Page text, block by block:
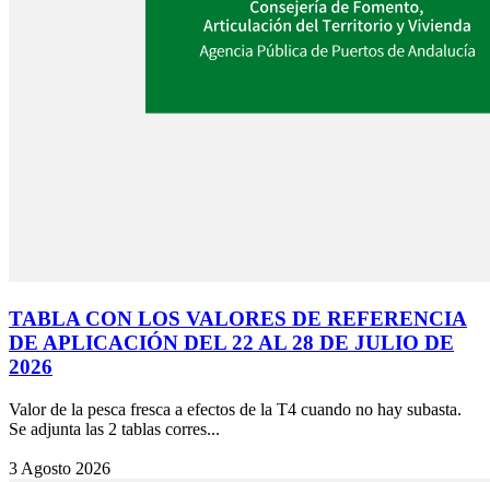
TABLA CON LOS VALORES DE REFERENCIA
DE APLICACIÓN DEL 22 AL 28 DE JULIO DE
2026
Valor de la pesca fresca a efectos de la T4 cuando no hay subasta.
Se adjunta las 2 tablas corres...
3 Agosto 2026